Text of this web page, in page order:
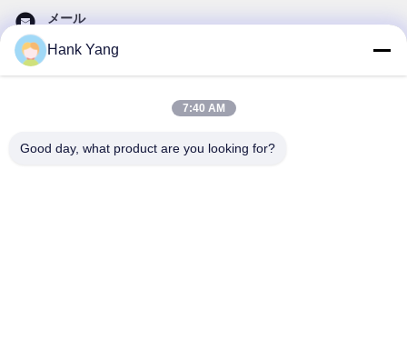
メール
ニュースレターへの購読は,割引などで可能です.
Hank Yang
7:40 AM
Good day, what product are you looking for?